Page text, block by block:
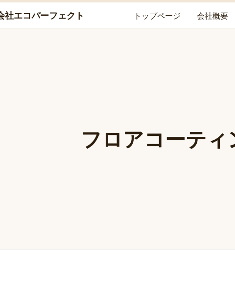
社エコパーフェクト トップページ 会社概要
フロアコーティ